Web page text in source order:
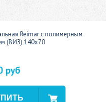
Reimar с полимерным
(ВИЗ) 140x70
руб